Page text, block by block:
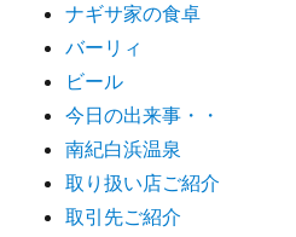
ナギサ家の食卓
バーリィ
ビール
今日の出来事・・
南紀白浜温泉
取り扱い店ご紹介
取引先ご紹介